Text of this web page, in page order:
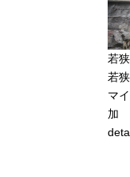
若
若
マ
加